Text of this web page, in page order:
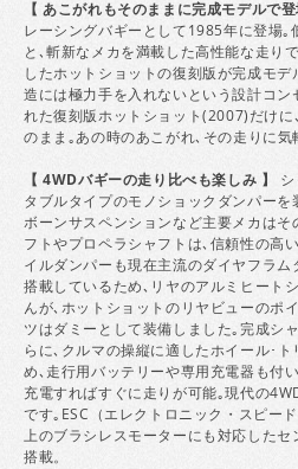
【 あこがれもそのままに完成モデルで登
レーシングバギーとして1985年に登場｡
と､斬新なメカを満載した高性能な走り
したホットショットの復刻版が完成モ
造には極力手を入れないという設計コン
れた復刻版ホットショット(2007)だけ
のまま｡あの時のあこがれ､その走りに気
【 4WDバギーの走り比べも楽しみ 】
タブルタイプのモノショックダンパー
ボーンサスペンションなど主要メカはそ
フトやプロペラシャフトは､信頼性の高
イルダンパーも現在主流のダイヤフラム
搭載しているため､リヤのアルミヒート
んが､ホットショットのリヤビューのポ
ツはダミーとして装備しました｡完成シ
らに､クルマの操縦に適したホイール･
め､走行用バッテリーや専用充電器も付
充電すればすぐに走りが可能｡現代の
です｡ESC（エレクトロニック・スピー
上のブラシレスモーターにも対応した
搭載。